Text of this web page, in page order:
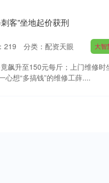
客”坐地起价获刑
219 分类： 配资天眼 大智
飙升至150元每斤；上门维修时
心想“多搞钱”的维修工薛....